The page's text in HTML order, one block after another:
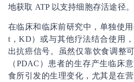
地获取 ATP 以支持细胞存活途径。
在临床和临床前研究中，单独使用
t，KD）或与其他疗法结合使用
出抗癌信号。虽然仅靠饮食调整
（PDAC）患者的生存产生临床
食所引发的生理变化，尤其是在